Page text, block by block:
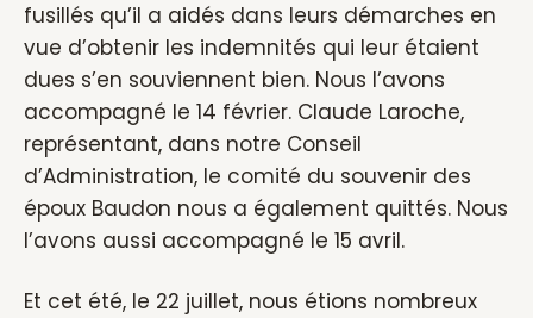
fusillés qu’il a aidés dans leurs démarches en
vue d’obtenir les indemnités qui leur étaient
dues s’en souviennent bien. Nous l’avons
accompagné le 14 février. Claude Laroche,
représentant, dans notre Conseil
d’Administration, le comité du souvenir des
époux Baudon nous a également quittés. Nous
l’avons aussi accompagné le 15 avril.
Et cet été, le 22 juillet, nous étions nombreux